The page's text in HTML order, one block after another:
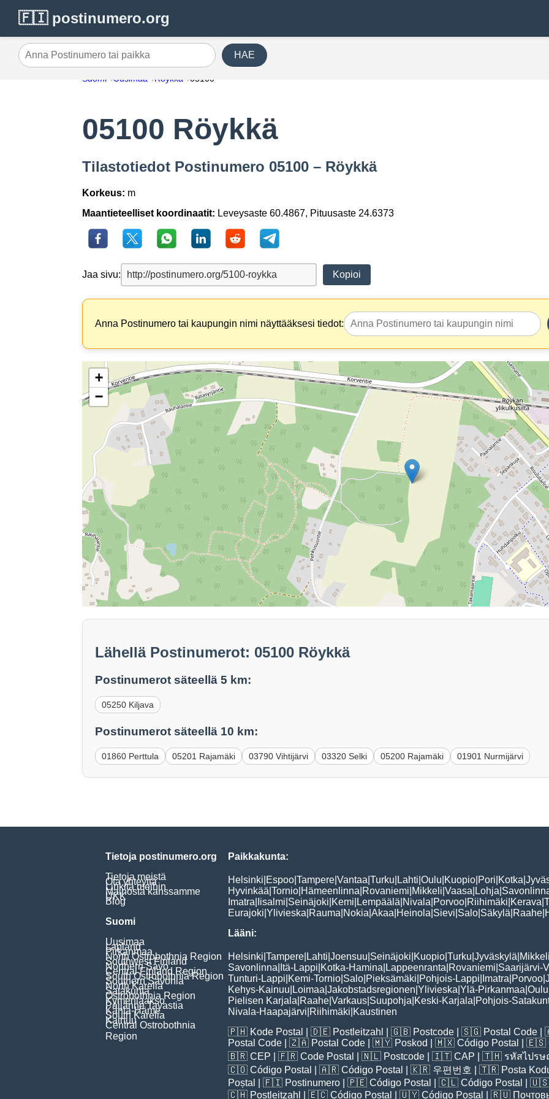
🇫🇮 postinumero.org
Anna Postinumero tai paikka HAE
Suomi Uusimaa Röykkä 05100
05100 Röykkä
Tilastotiedot Postinumero 05100 – Röykkä
Korkeus: m
Maantieteelliset koordinaatit: Leveysaste 60.4867, Pituusaste 24.6373
Jaa sivu: Kopioi
Anna Postinumero tai kaupungin nimi näyttääksesi tiedot:
+
−
Lähellä Postinumerot: 05100 Röykkä
Postinumerot säteellä 5 km:
05250 Kiljava
Postinumerot säteellä 10 km:
01860 Perttula 05201 Rajamäki 03790 Vihtijärvi 03320 Selki 05200 Rajamäki 01901 Nurmijärvi
Tietoja postinumero.org
Tietoja meistä
Ota yhteyttä
Linkitä meihin
Mainosta kanssamme
UKK
Blog
Suomi
Uusimaa
Lapland
Pirkanmaa
North Ostrobothnia Region
Southwest Finland
Northern Savo
Central Finland Region
South Ostrobothnia Region
Southern Savonia
North Karelia
Satakunta
Ostrobothnia Region
Kymenlaakso
Päijänne Tavastia
Kanta-Häme
South Karelia
Kainuu
Central Ostrobothnia
Region
Paikkakunta:
Helsinki Espoo Tampere Vantaa Turku Lahti Oulu Kuopio Pori Kotka
Hyvinkää Tornio Hämeenlinna Rovaniemi Mikkeli Vaasa Lohja
Imatra Iisalmi Seinäjoki Kemi Lempäälä Nivala Porvoo Riihimäki Kerava
Eurajoki Ylivieska Rauma Nokia Akaa Heinola Sievi Salo Säkylä Raahe
Lääni:
Helsinki Tampere Lahti Joensuu Seinäjoki Kuopio Turku Jyväskylä
Savonlinna Itä-Lappi Kotka-Hamina Lappeenranta Rovaniemi Saarijärvi-
Tunturi-Lappi Kemi-Tornio Salo Pieksämäki Pohjois-Lappi Imatra Porvoo
Kehys-Kainuu Loimaa Jakobstadsregionen Ylivieska Ylä-Pirkanmaa
Pielisen Karjala Raahe Varkaus Suupohja Keski-Karjala Pohjois-
Nivala-Haapajärvi Riihimäki Kaustinen
🇵🇭 Kode Postal | 🇩🇪 Postleitzahl | 🇬🇧 Postcode | 🇸🇬 Postal Code |
Postal Code | 🇿🇦 Postal Code | 🇲🇾 Poskod | 🇲🇽 Código Postal | 🇪🇸
🇧🇷 CEP | 🇫🇷 Code Postal | 🇳🇱 Postcode | 🇮🇹 CAP | 🇹🇭 รหัสไปร
🇨🇴 Código Postal | 🇦🇷 Código Postal | 🇰🇷 우편번호 | 🇹🇷 Posta
Poștal
| 🇫🇮 Postinumero | 🇵🇪 Código Postal | 🇨🇱 Código Postal
|
🇨🇭 Postleitzahl | 🇪🇨 Código Postal | 🇺🇾 Código Postal | 🇷🇺